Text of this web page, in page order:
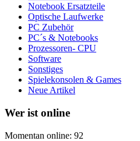
Notebook Ersatzteile
Optische Laufwerke
PC Zubehör
PC´s & Notebooks
Prozessoren- CPU
Software
Sonstiges
Spielekonsolen & Games
Neue Artikel
Wer ist online
Momentan online: 92